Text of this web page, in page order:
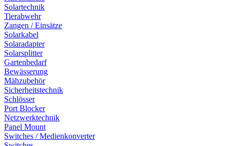
Solartechnik
Tierabwehr
Zangen / Einsätze
Solarkabel
Solaradapter
Solarsplitter
Gartenbedarf
Bewässerung
Mähzubehör
Sicherheitstechnik
Schlösser
Port Blocker
Netzwerktechnik
Panel Mount
Switches / Medienkonverter